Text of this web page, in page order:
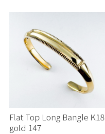
Flat Top Long Bangle K18
gold 147
Continue shopping
Continue shopping